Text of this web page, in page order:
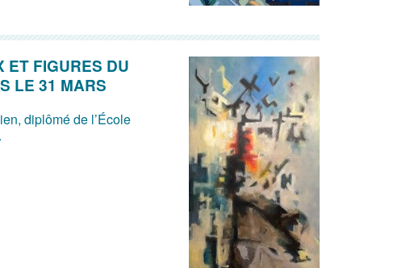
ET FIGURES DU
LE 31 MARS
diplômé de l’École